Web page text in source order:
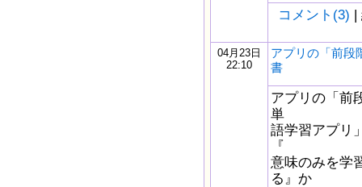
コメント(3) |
04月23日
22:10
アプリの「前段
書
アプリの「前
単
語学習アプリ
『
意味のみを学
る』か